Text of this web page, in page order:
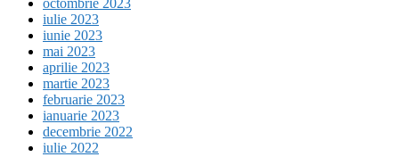
octombrie 2023
iulie 2023
iunie 2023
mai 2023
aprilie 2023
martie 2023
februarie 2023
ianuarie 2023
decembrie 2022
iulie 2022